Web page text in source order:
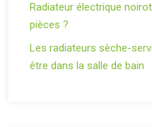
Radiateur électrique
pièces ?
Les radiateurs sèche-
être dans la salle de bain